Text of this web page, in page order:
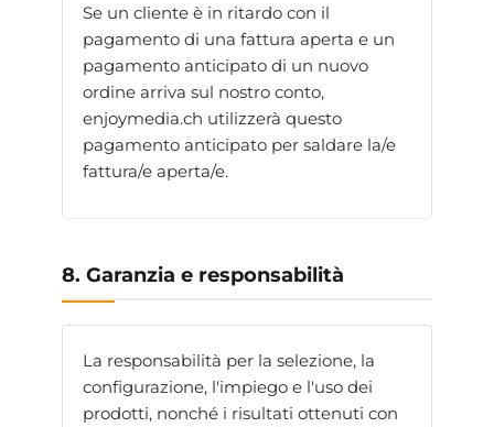
Se un cliente è in ritardo con il
pagamento di una fattura aperta e un
pagamento anticipato di un nuovo
ordine arriva sul nostro conto,
enjoymedia.ch utilizzerà questo
pagamento anticipato per saldare la/e
fattura/e aperta/e.
8. Garanzia e responsabilità
La responsabilità per la selezione, la
configurazione, l'impiego e l'uso dei
prodotti, nonché i risultati ottenuti con